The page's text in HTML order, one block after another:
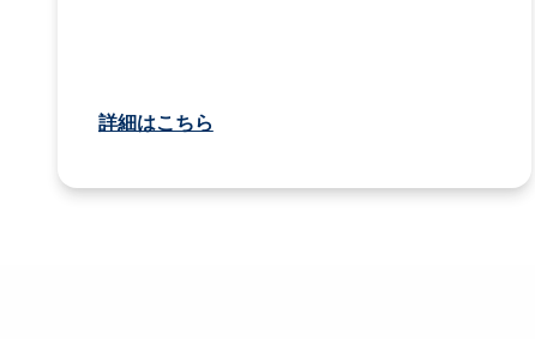
詳細はこちら